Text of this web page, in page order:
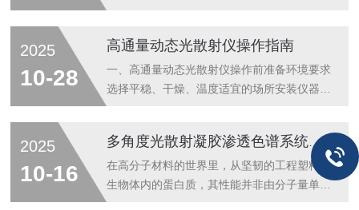
总电源。定期检查光源能量值，若能量衰减超
过说明书阈值，需联系厂家更换光源；严禁自
行拆卸光源腔体，防止灰尘进入或...
留结晶。样品预处理：必须过滤(0.45μm滤
膜)，去除颗粒物，避免堵塞流通池或划伤检
测元件。清洁保养：每日用无尘布擦拭检测器
件维护流通池维护：每月拆解清洗1次，用5%
硝酸或甲醇超声清洗(避免硬物刮擦池壁)；发
现漏液立即停机，检查密封垫...
2025
10-28
高通量动态光散射仪操作指南
一、高通量动态光散射仪操作前准备环境要求
选择平稳、干燥、温度适宜的场所安装仪器，
流动、震动及强电磁干扰源(如大型电机、高
频设备)，确保测量环境稳定。样品制备分散
性：样品需均匀分散在液体介质中，避免团聚
2025
10-16
多角度光散射凝胶渗透色谱系统：揭秘高分子世界的“三维尺”
在高分子材料的世界里，从坚韧的工程塑料到
生物体内的蛋白质，其性能并非由分子量单一